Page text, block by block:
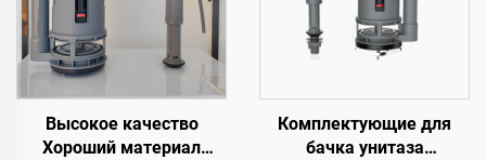
Высокое качество
Хороший материал
Комплектующие для
бачка унитаза